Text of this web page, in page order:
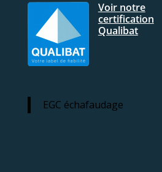
Voir notre
certification
Qualibat
EGC échafaudage